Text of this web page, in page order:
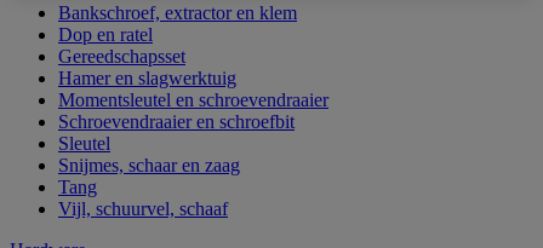
Bankschroef, extractor en klem
Dop en ratel
Gereedschapsset
Hamer en slagwerktuig
Momentsleutel en schroevendraaier
Schroevendraaier en schroefbit
Sleutel
Snijmes, schaar en zaag
Tang
Vijl, schuurvel, schaaf